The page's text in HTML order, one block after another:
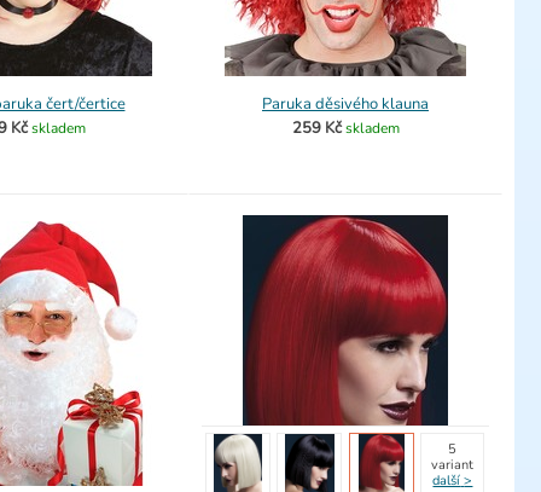
čert/čertice
Kč skladem
Paruka děsivého klauna
259 Kč skladem
5
variant
další >